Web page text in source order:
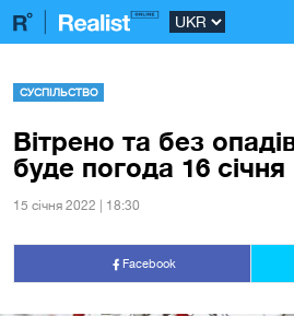
СУСПІЛЬСТВО
Вітрено та без
буде погода 16 січня
15 сiчня 2022 | 18:30
Facebook